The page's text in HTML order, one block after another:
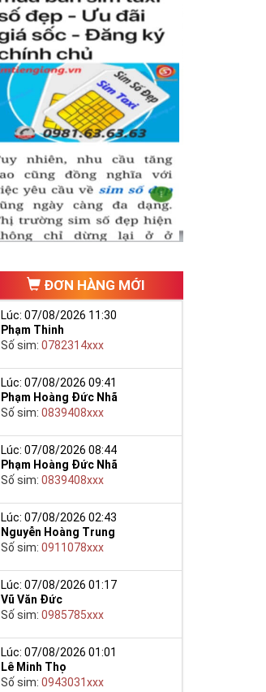
ĐƠN HÀNG MỚI
Lúc: 07/08/2026 11:30
Phạm Thinh
Số sim:0782314xxx
Lúc: 07/08/2026 09:41
Phạm Hoàng Đức Nhã
Số sim:0839408xxx
Lúc: 07/08/2026 08:44
Phạm Hoàng Đức Nhã
Số sim:0839408xxx
Lúc: 07/08/2026 02:43
Nguyễn Hoàng Trung
Số sim:0911078xxx
Lúc: 07/08/2026 01:17
Vũ Văn Đức
Số sim:0985785xxx
Lúc: 07/08/2026 01:01
Lê Minh Thọ
Số sim:0943031xxx